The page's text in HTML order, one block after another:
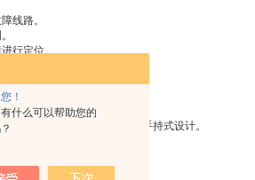
！
什么可以帮助您的
线路。
行定位。
路。
便在线路上挂接。
和接收机干电池供电。
，方便沿线挂接；接收机为手持式设计。
波形和电流值。